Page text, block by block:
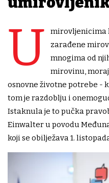
U
mirovljenicima
zarađene
mnogima od
mirovinu,
osnovne životne potrebe
tom je razdoblju i
Istaknula je to pučka
Einwalter u povodu
koji se obilježava 1.